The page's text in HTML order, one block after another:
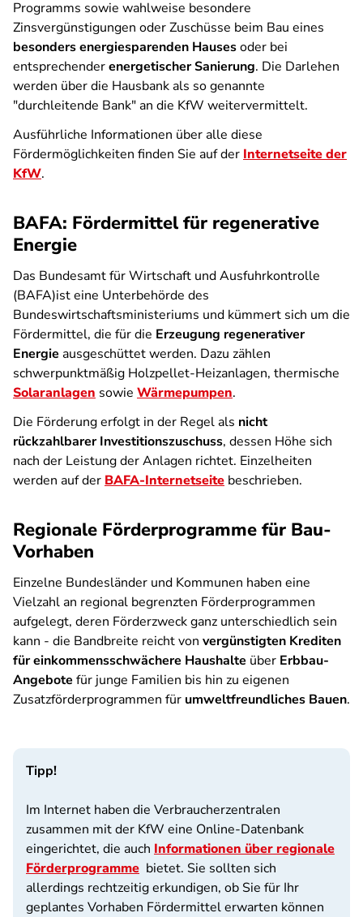
Programms sowie wahlweise besondere
Zinsvergünstigungen oder Zuschüsse beim Bau eines
besonders energiesparenden Hausesoder bei
entsprechenderenergetischer Sanierung. Die Darlehen
werden über die Hausbank als so genannte
"durchleitende Bank" an die KfW weitervermittelt.
Ausführliche Informationen über alle diese
Fördermöglichkeiten finden Sie auf der Internetseite der
KfW.
BAFA: Fördermittel für regenerative
Energie
Das Bundesamt für Wirtschaft und Ausfuhrkontrolle
(BAFA)ist eine Unterbehörde des
Bundeswirtschaftsministeriums und kümmert sich um die
Fördermittel, die für die Erzeugung regenerativer
Energie ausgeschüttet werden. Dazu zählen
schwerpunktmäßig Holzpellet-Heizanlagen, thermische
Solaranlagen sowie Wärmepumpen.
Die Förderung erfolgt in der Regel als nicht
rückzahlbarer Investitionszuschuss, dessen Höhe sich
nach der Leistung der Anlagen richtet. Einzelheiten
werden auf der BAFA-Internetseite beschrieben.
Regionale Förderprogramme für Bau-
Vorhaben
Einzelne Bundesländer und Kommunen haben eine
Vielzahl an regional begrenzten Förderprogrammen
aufgelegt, deren Förderzweck ganz unterschiedlich sein
kann - die Bandbreite reicht von vergünstigten Krediten
für einkommensschwächere Haushalte über Erbbau-
Angebote für junge Familien bis hin zu eigenen
Zusatzförderprogrammen für umweltfreundliches Bauen.
Tipp!
Im Internet haben die Verbraucherzentralen
zusammen mit der KfW eine Online-Datenbank
eingerichtet, die auch Informationen über regionale
Förderprogramme bietet. Sie sollten sich
allerdings rechtzeitig erkundigen, ob Sie für Ihr
geplantes Vorhaben Fördermittel erwarten können